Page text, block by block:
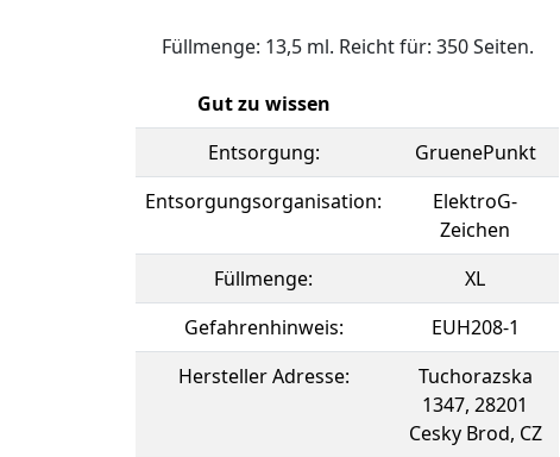
Füllmenge: 13,5 ml. Reicht für: 350 Seiten.
Gut zu wissen
Entsorgung:
GruenePunkt
Entsorgungsorganisation:
ElektroG-
Zeichen
Füllmenge:
XL
Gefahrenhinweis:
EUH208-1
Hersteller Adresse:
Tuchorazska
1347, 28201
Cesky Brod, CZ